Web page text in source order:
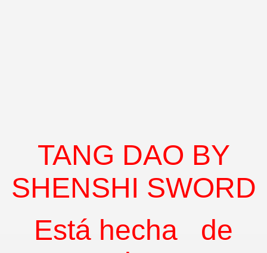
TANG DAO BY
SHENSHI SWORD
Está hecha
de